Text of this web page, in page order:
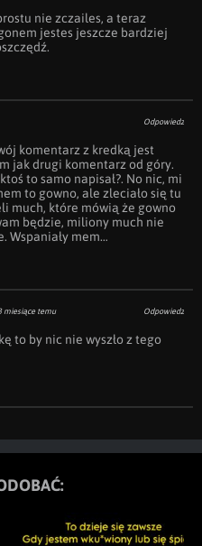
nie zczailes, a teraz
jestes jeszcze bardziej
Odpowiedz
komentarz z kredką jest
jak drugi komentarz od góry.
to samo napisał?. No nic, mi
to gowno, ale zleciało się tu
much, które mówią że gowno
będzie, miliony much nie
Wspaniały mem…
miesiące temu Odpowiedz
to by nic nie wyszło z tego